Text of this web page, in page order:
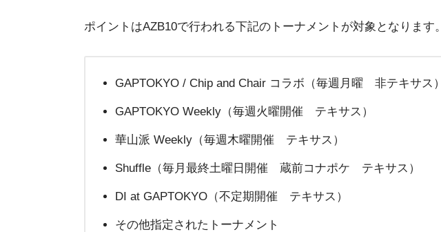
ポイントはAZB10で行われる下記のトーナメントが対象となります
GAPTOKYO / Chip and Chair コラボ（毎週月曜 非テキサス）
GAPTOKYO Weekly（毎週火曜開催 テキサス）
華山派 Weekly（毎週木曜開催 テキサス）
Shuffle（毎月最終土曜日開催 蔵前コナポケ テキサス）
DI at GAPTOKYO（不定期開催 テキサス）
その他指定されたトーナメント